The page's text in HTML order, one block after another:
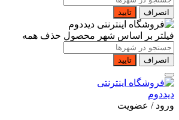
انصراف تایید
فیلتر بر اساس شهر محصول حذف همه
انصراف تایید
ورود / عضویت